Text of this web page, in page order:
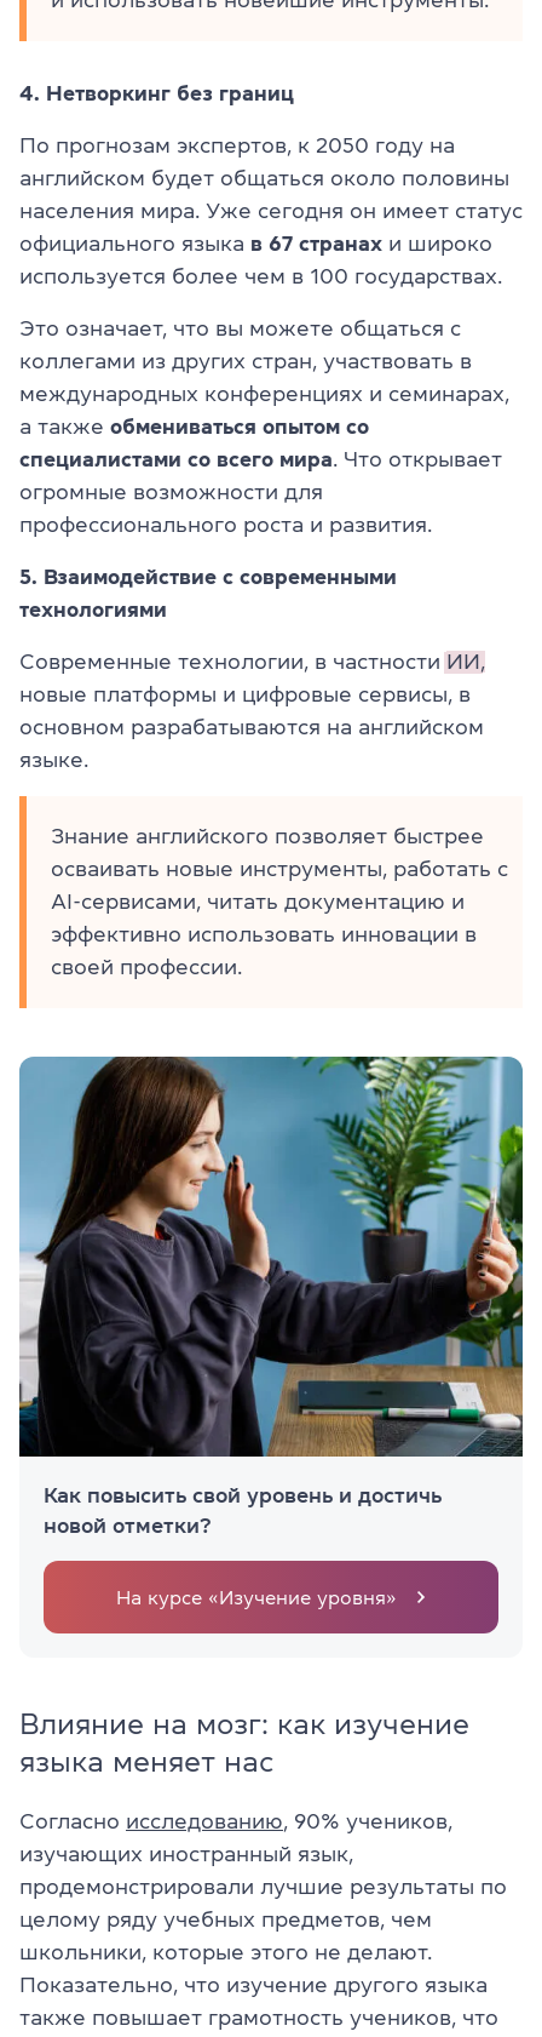
4. Нетворкинг без границ
По прогнозам экспертов, к 2050 году на
английском будет общаться около половины
населения мира. Уже сегодня он имеет статус
официального языка в 67 странах и широко
используется более чем в 100 государствах.
Это означает, что вы можете общаться с
коллегами из других стран, участвовать в
международных конференциях и семинарах,
а также обмениваться опытом со
специалистами со всего мира . Что открывает
огромные возможности для
профессионального роста и развития.
5. Взаимодействие с современными
технологиями
Современные технологии, в частности ИИ,
новые платформы и цифровые сервисы, в
основном разрабатываются на английском
языке.
Знание английского позволяет быстрее
осваивать новые инструменты, работать с
AI-сервисами, читать документацию и
эффективно использовать инновации в
своей профессии.
Как повысить свой уровень и достичь
новой отметки?
На курсе «Изучение уровня»
Влияние на мозг: как изучение
языка меняет нас
Согласно исследованию , 90% учеников,
изучающих иностранный язык,
продемонстрировали лучшие результаты по
целому ряду учебных предметов, чем
школьники, которые этого не делают.
Показательно, что изучение другого языка
также повышает грамотность учеников, что